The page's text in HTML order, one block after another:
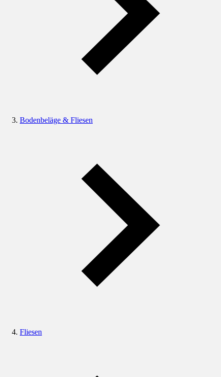
Bodenbeläge & Fliesen
Fliesen